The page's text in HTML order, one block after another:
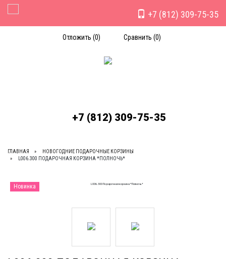
Отложить (0) Сравнить (0)
+7 (812) 309-75-35
+7 (812) 309-75-35
Toggle Navigation
ГЛАВНАЯ
НОВОГОДНИЕ ПОДАРОЧНЫЕ КОРЗИНЫ
L006.300 ПОДАРОЧНАЯ КОРЗИНА *ПОЛНОЧЬ*
Новинка